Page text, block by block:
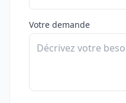
Votre demande